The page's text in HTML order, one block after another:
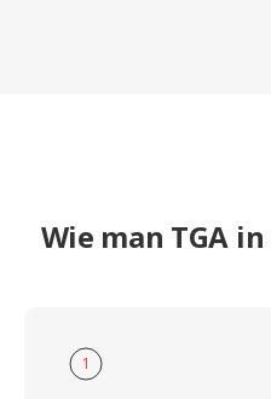
Wie man TGA
1